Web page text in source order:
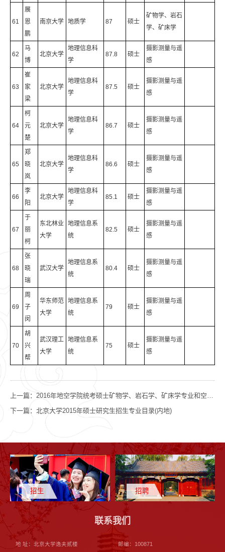
61
展
恩
鹏
南京大学 地质学 87 硕士
矿物学、岩石
学、矿床学
62
马
博
北京大学
地理信息科
学
87.8 硕士
摄影测量与遥
感
63
崔
家
梁
北京大学
地理信息科
学
87.5 硕士
摄影测量与遥
感
64
柯
元
楚
北京大学
地理信息科
学
86.7 硕士
摄影测量与遥
感
65
郑
晓
岚
北京大学
地理信息科
学
86.6 硕士
摄影测量与遥
感
66
李
阳
北京大学
地理信息科
学
85.1 硕士
摄影测量与遥
感
67
于
丽
柯
东北林业
大学
地理信息系
统
82.5 硕士
摄影测量与遥
感
68
张
晓
瑞
武汉大学
地理信息系
统
80.4 硕士
摄影测量与遥
感
69
周
子
闵
华东师范
大学
地理信息系
统
79 硕士
摄影测量与遥
感
70
胡
兴
帮
武汉理工
大学
地理信息系
统
75 硕士
摄影测量与遥
感
上一篇： 2016年地空学院统考硕士矿物学、岩石学、矿床学专业和空间物理学专业调剂通知
下一篇： 北京大学2015年硕士研究生招生专业目录(内地)
招生 招聘
联系我们
地 址：北京大学逸夫贰楼
邮编：100871